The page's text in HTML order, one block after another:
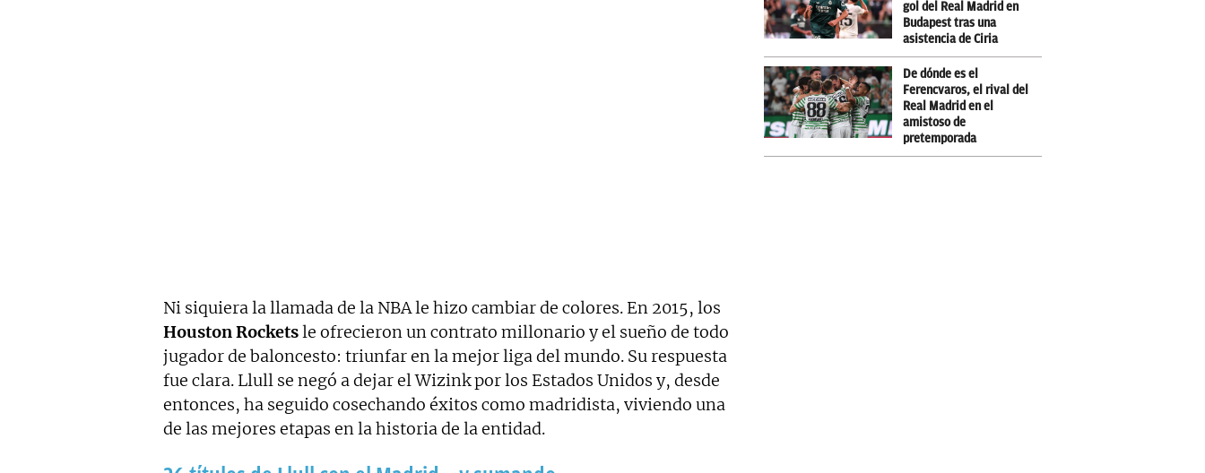
Ni siquiera la llamada de la NBA le hizo cambiar de colores. En 2015, los
Houston Rocketsle ofrecieron un contrato millonario y el sueño de todo
jugador de baloncesto: triunfar en la mejor liga del mundo. Su respuesta
fue clara. Llull se negó a dejar el Wizink por los Estados Unidos y, desde
entonces, ha seguido cosechando éxitos como madridista, viviendo una
de las mejores etapas en la historia de la entidad.
gol del Real Madrid en
Budapest tras una
asistencia de Ciria
De dónde es el
Ferencvaros, el rival del
Real Madrid en el
amistoso de
pretemporada